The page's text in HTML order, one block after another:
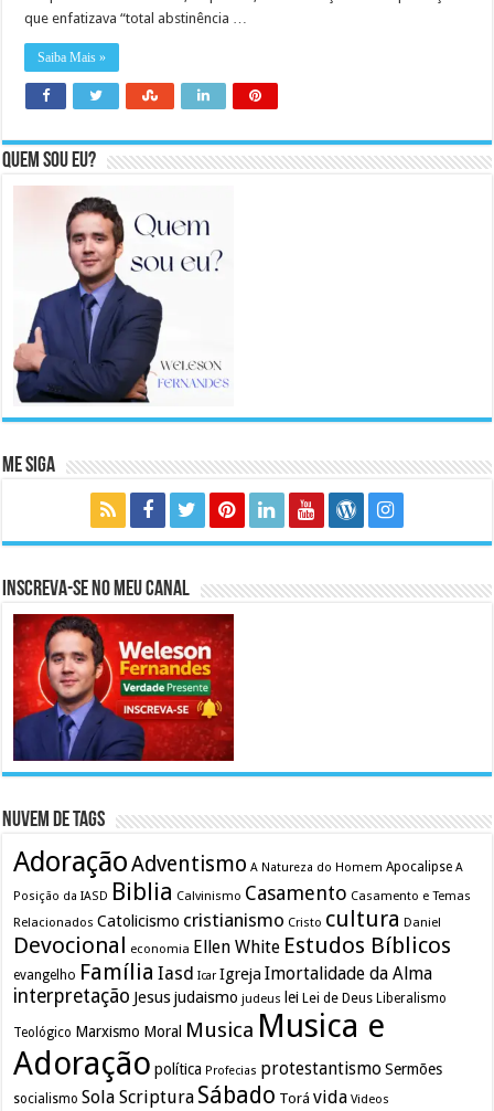
que enfatizava “total abstinência …
Saiba Mais »
Quem sou eu?
Me Siga
Inscreva-se no meu canal
Nuvem de Tags
AdoraçãoAdventismo A Natureza do Homem Apocalipse A
Posição da IASD Biblia Calvinismo Casamento Casamento e Temas
Relacionados Catolicismo cristianismo Cristo cultura Daniel
Devocional economia Ellen White Estudos Bíblicos
evangelho Família Iasd Icar Igreja Imortalidade da Alma
interpretação Jesusjudaismo judeus lei Lei de Deus Liberalismo
Teológico Marxismo Moral Musica Musica e
Adoração política Profecias protestantismo Sermões
socialismo Sola Scriptura Sábado Torá vida Videos